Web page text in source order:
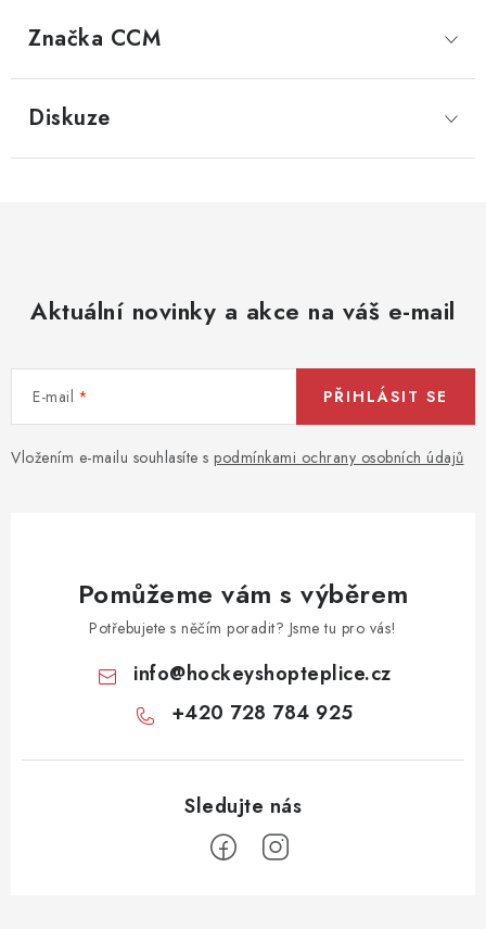
Značka CCM
Diskuze
Aktuální novinky a akce na váš e-mail
E-mail
Vložením e-mailu souhlasíte s podmínkami ochrany osobních údajů
PŘIHLÁSIT SE
Pomůžeme vám s výběrem
Potřebujete s něčím poradit? Jsme tu pro vás!
info@hockeyshopteplice.cz
+420 728 784 925